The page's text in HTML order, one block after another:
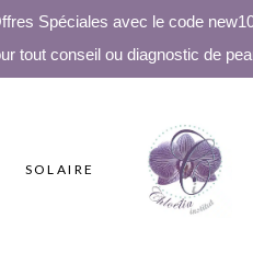
Spéciales avec le code
tout conseil ou diagnostic de
SOLAIRE